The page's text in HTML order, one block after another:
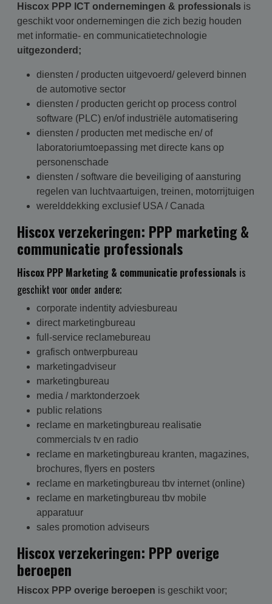
Hiscox PPP ICT ondernemingen & professionals is
geschikt voor ondernemingen die zich bezig houden
met informatie- en communicatietechnologie
uitgezonderd;
diensten / producten uitgevoerd/ geleverd binnen
de automotive sector
diensten / producten gericht op process control
software (PLC) en/of industriële automatisering
diensten / producten met medische en/ of
laboratoriumtoepassing met directe kans op
personenschade
diensten / software die beveiliging of aansturing
regelen van luchtvaartuigen, treinen, motorrijtuigen
werelddekking exclusief USA / Canada
Hiscox verzekeringen: PPP marketing &
communicatie professionals
Hiscox PPP Marketing & communicatie professionals is
geschikt voor onder andere;
corporate indentity adviesbureau
direct marketingbureau
full-service reclamebureau
grafisch ontwerpbureau
marketingadviseur
marketingbureau
media / marktonderzoek
public relations
reclame en marketingbureau realisatie
commercials tv en radio
reclame en marketingbureau kranten, magazines,
brochures, flyers en posters
reclame en marketingbureau tbv internet (online)
reclame en marketingbureau tbv mobile
apparatuur
sales promotion adviseurs
Hiscox verzekeringen: PPP overige
beroepen
Hiscox PPP overige beroepen is geschikt voor;